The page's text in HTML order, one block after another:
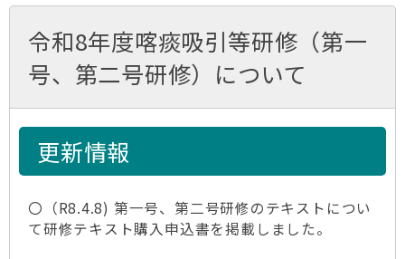
令和8年度喀痰吸引等研修（第一
号、第二号研修）について
更新情報
〇（R8.4.8) 第一号、第二号研修のテキストについ
て研修テキスト購入申込書を掲載しました。